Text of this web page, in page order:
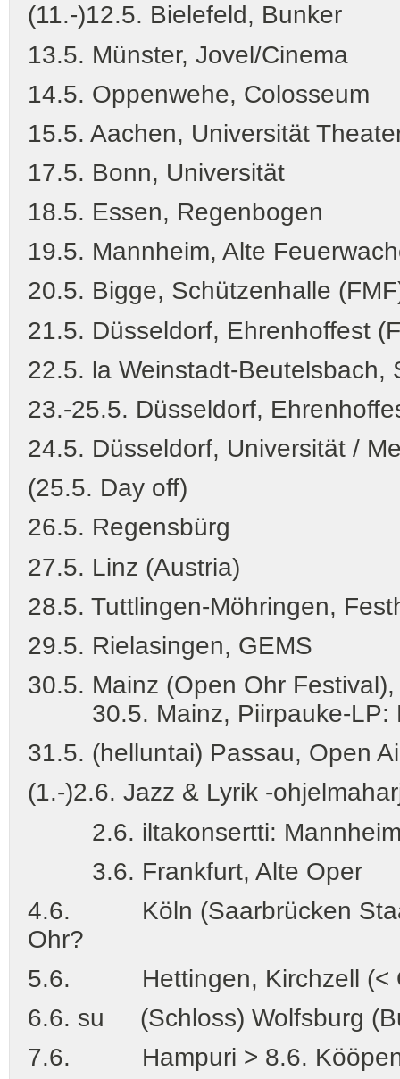
(11.-)12.5. Bielefeld, Bunker
13.5. Münster, Jovel/Cinema
14.5. Oppenwehe, Colosseum
15.5. Aachen, Universität
17.5. Bonn, Universität
18.5. Essen, Regenbogen
19.5. Mannheim, Alte
20.5. Bigge, Schützenhalle
21.5. Düsseldorf,
22.5. la Weinstadt-Beutelsbach,
23.-25.5. Düsseldorf,
24.5. Düsseldorf, Universität /
(25.5. Day off)
26.5. Regensbürg
27.5. Linz (Austria)
28.5. Tuttlingen-Möhringen,
29.5. Rielasingen, GEMS
30.5. Mainz (Open Ohr Festival),
30.5. Mainz, Piirpauke-LP:
31.5. (helluntai) Passau, Open
(1.-)2.6. Jazz & Lyrik -
2.6. iltakonsertti:
3.6. Frankfurt, Alte Oper
4.6. Köln (Saarbrücken
Ohr?
5.6. Hettingen, Kirchzell (<
6.6. su (Schloss) Wolfsburg
7.6. Hampuri > 8.6.